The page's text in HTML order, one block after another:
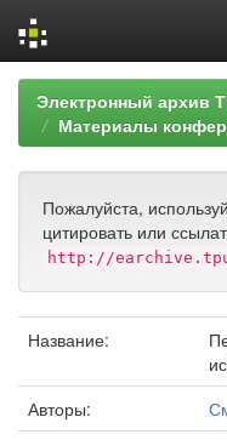
Skip
navigation
Электронный архив
Материалы
Пожалуйста,
цитировать или
http://
Название:
Авторы: